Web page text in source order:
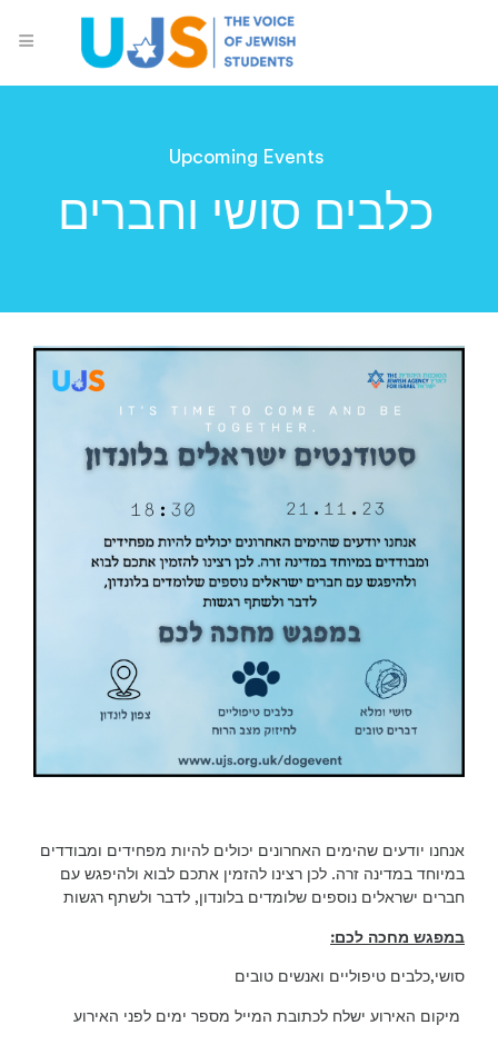
Upcoming Events
כלבים סושי וחברים
אנחנו יודעים שהימים האחרונים יכולים להיות מפחידים ומבודדים
במיוחד במדינה זרה. לכן רצינו להזמין אתכם לבוא ולהיפגש עם
חברים ישראלים נוספים שלומדים בלונדון, לדבר ולשתף רגשות
:במפגש מחכה לכם
סושי,כלבים טיפוליים ואנשים טובים